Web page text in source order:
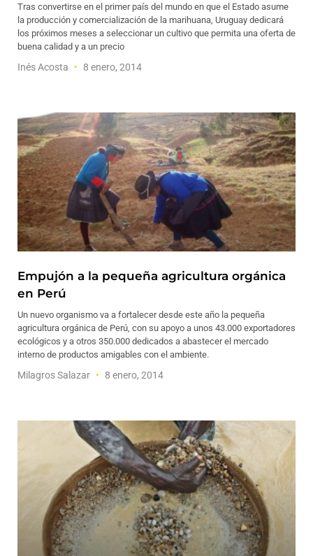
Tras convertirse en el primer país del mundo en que el Estado asume
la producción y comercialización de la marihuana, Uruguay dedicará
los próximos meses a seleccionar un cultivo que permita una oferta de
buena calidad y a un precio
Inés Acosta 8 enero, 2014
Empujón a la pequeña agricultura orgánica
en Perú
Un nuevo organismo va a fortalecer desde este año la pequeña
agricultura orgánica de Perú, con su apoyo a unos 43.000 exportadores
ecológicos y a otros 350.000 dedicados a abastecer el mercado
interno de productos amigables con el ambiente.
Milagros Salazar 8 enero, 2014